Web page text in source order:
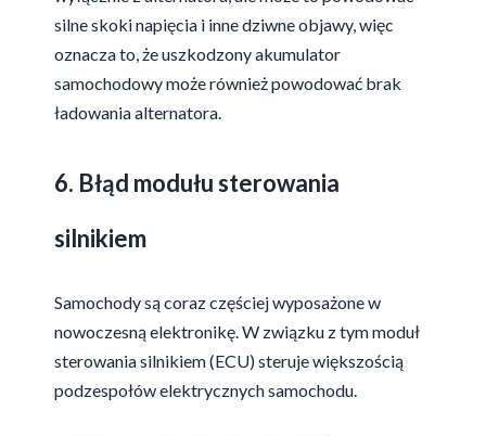
silne skoki napięcia i inne dziwne objawy, więc
oznacza to, że uszkodzony akumulator
samochodowy może również powodować brak
ładowania alternatora.
6. Błąd modułu sterowania
silnikiem
Samochody są coraz częściej wyposażone w
nowoczesną elektronikę. W związku z tym moduł
sterowania silnikiem (ECU) steruje większością
podzespołów elektrycznych samochodu.